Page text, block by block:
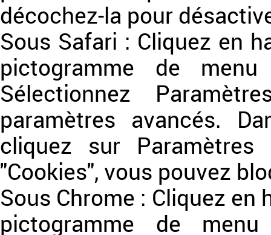
décochez-la pour
Sous Safari : Cliquez en
pictogramme de
Sélectionnez
paramètres avancés.
cliquez sur
"Cookies", vous pouvez
Sous Chrome : Cliquez
pictogramme de